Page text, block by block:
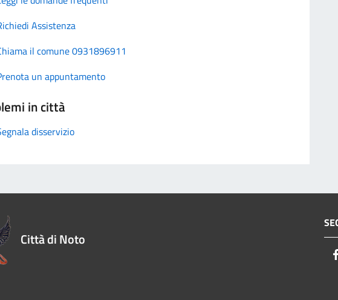
Assistenza
il comune 0931896911
un appuntamento
in città
disservizio
Città di Noto